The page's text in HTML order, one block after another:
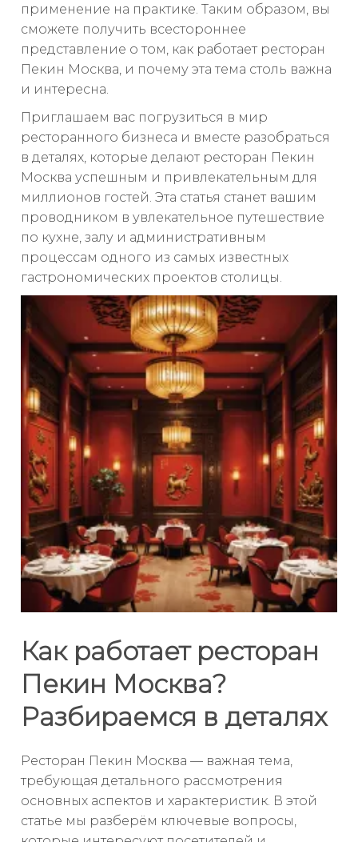
применение на практике. Таким образом, вы
сможете получить всестороннее
представление о том, как работает ресторан
Пекин Москва, и почему эта тема столь важна
и интересна.
Приглашаем вас погрузиться в мир
ресторанного бизнеса и вместе разобраться
в деталях, которые делают ресторан Пекин
Москва успешным и привлекательным для
миллионов гостей. Эта статья станет вашим
проводником в увлекательное путешествие
по кухне, залу и административным
процессам одного из самых известных
гастрономических проектов столицы.
Как работает ресторан
Пекин Москва?
Разбираемся в деталях
Ресторан Пекин Москва — важная тема,
требующая детального рассмотрения
основных аспектов и характеристик. В этой
статье мы разберём ключевые вопросы,